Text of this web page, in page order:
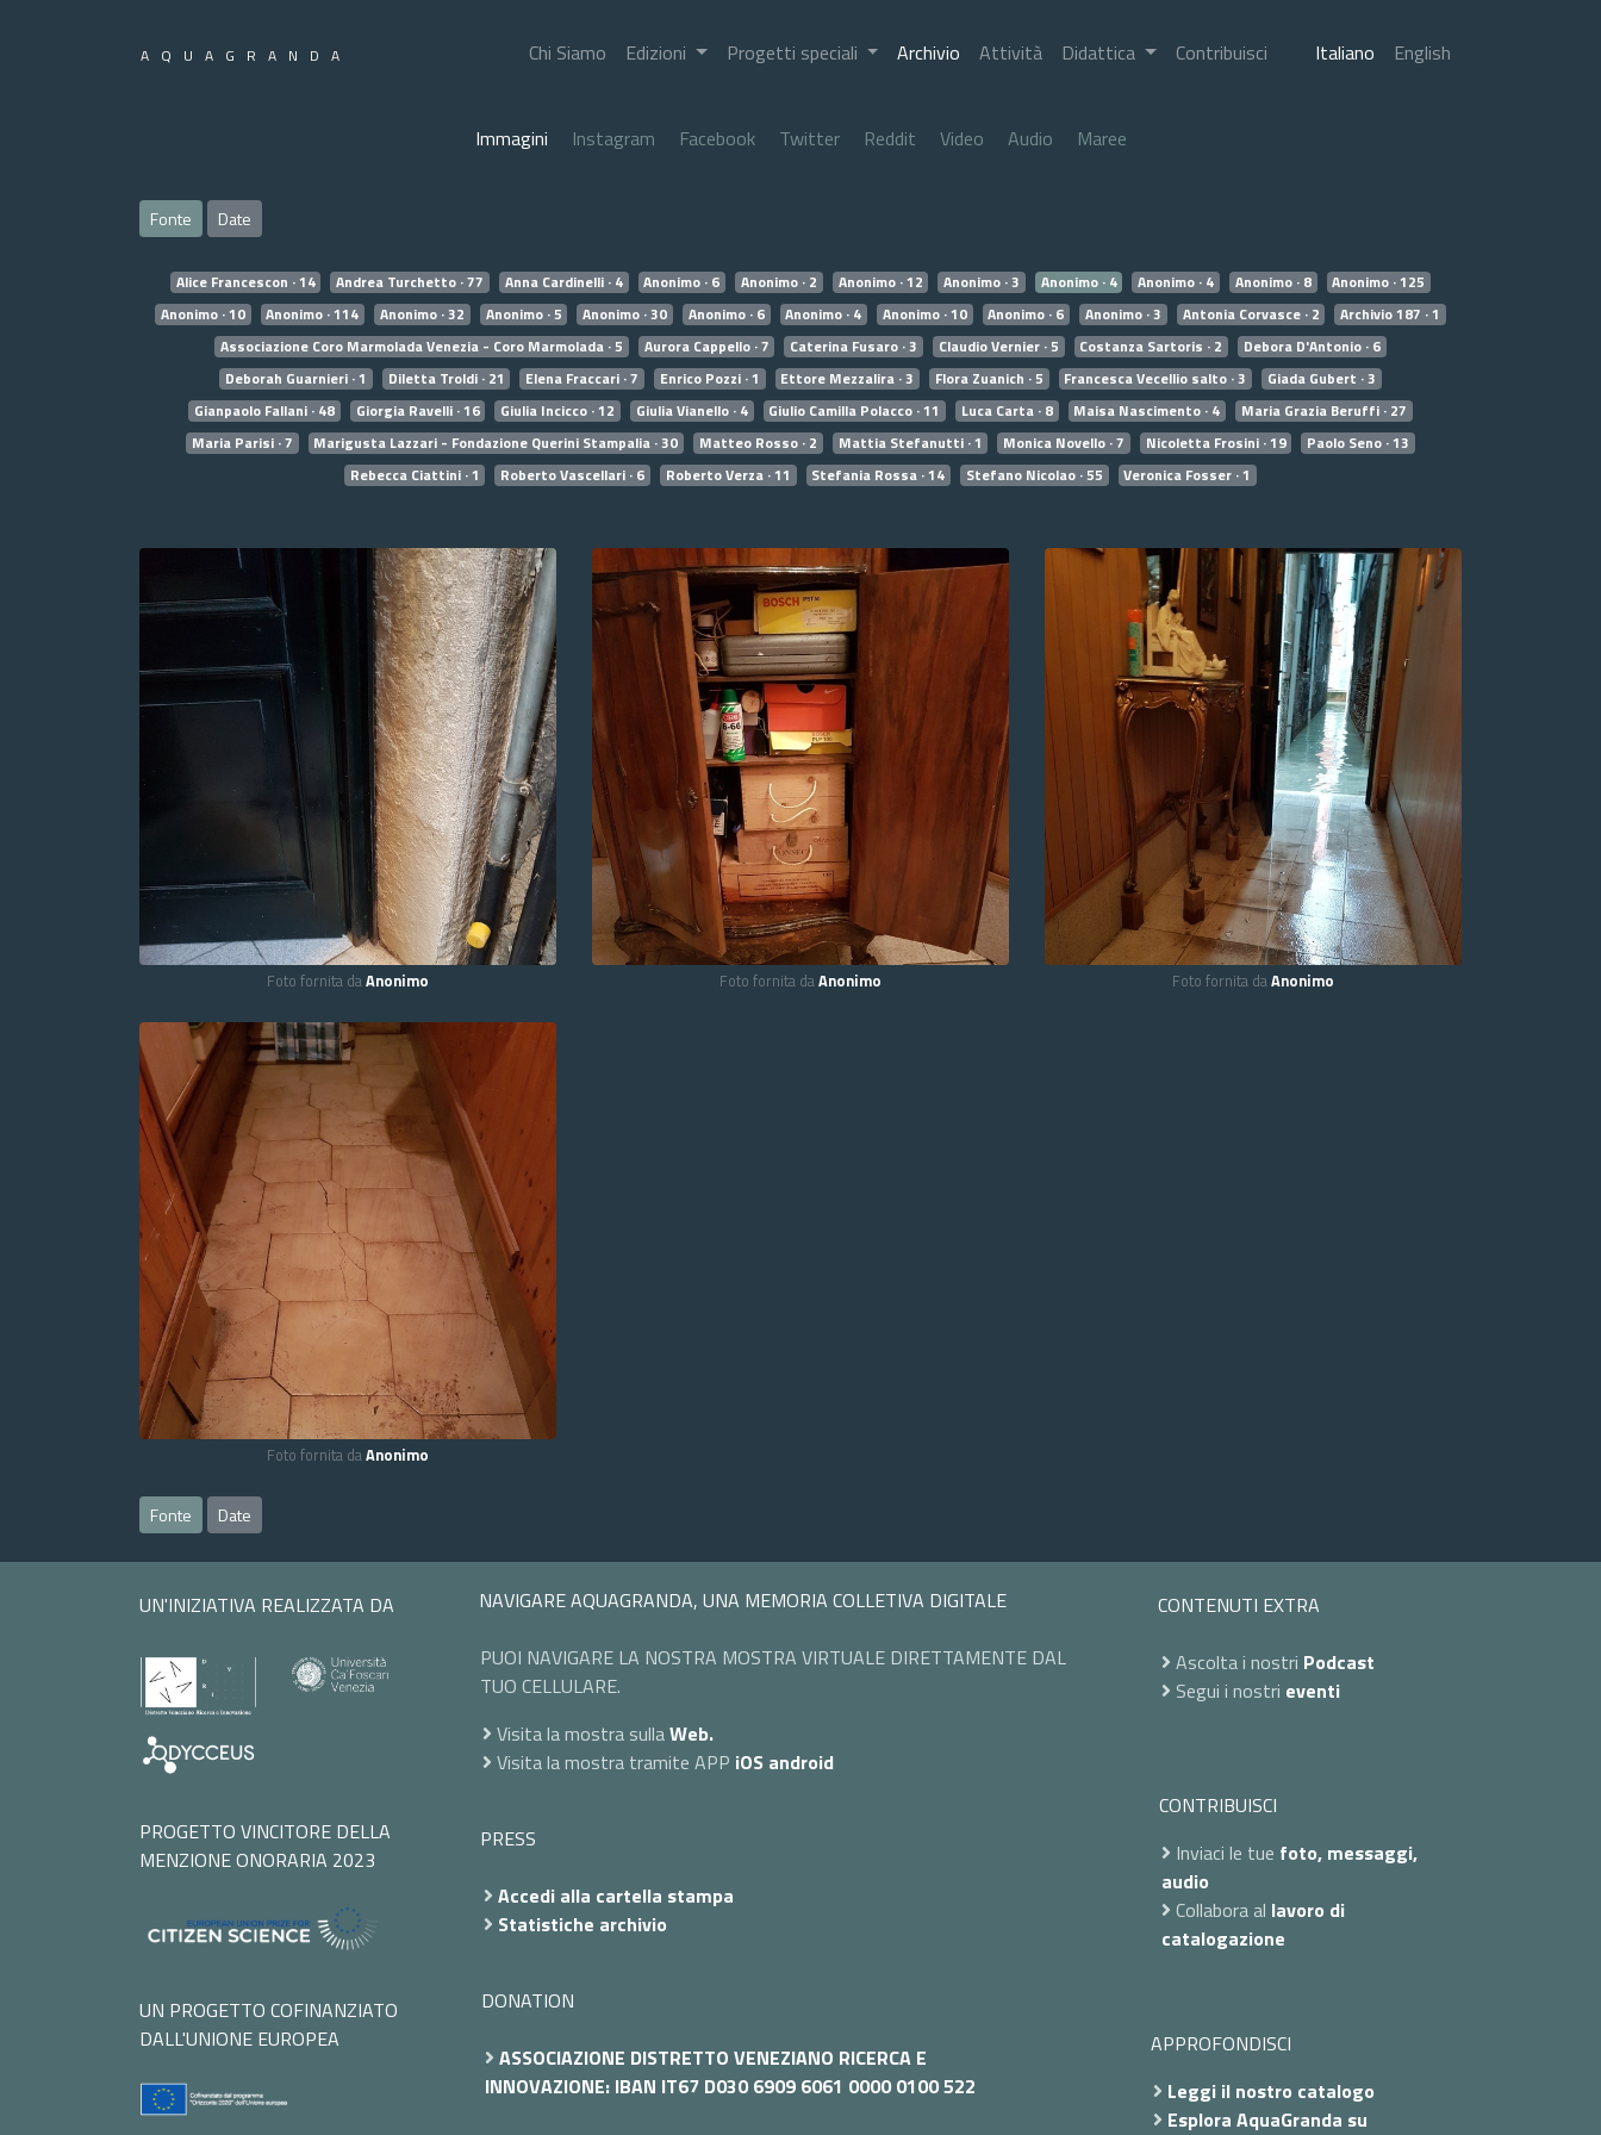
AQUAGRANDA Chi Siamo Edizioni Progetti speciali Archivio Attività Didattica Contribuisci Italiano English
Immagini Instagram Facebook Twitter Reddit Video Audio Maree
Fonte Date
Alice Francescon · 14 Andrea Turchetto · 77 Anna Cardinelli · 4 Anonimo · 6 Anonimo · 2 Anonimo · 12 Anonimo · 3 Anonimo · 4 Anonimo · 4 Anonimo · 8
Anonimo · 125
Anonimo · 10
Anonimo · 114 Anonimo · 32 Anonimo · 5 Anonimo · 30 Anonimo · 6 Anonimo · 4 Anonimo · 10 Anonimo · 6 Anonimo · 3 Antonia Corvasce · 2
Archivio 187 · 1
Associazione Coro Marmolada Venezia - Coro Marmolada · 5
Aurora Cappello · 7 Caterina Fusaro · 3 Claudio Vernier · 5 Costanza Sartoris · 2
Debora D'Antonio · 6
Deborah Guarnieri · 1
Diletta Troldi · 21 Elena Fraccari · 7 Enrico Pozzi · 1 Ettore Mezzalira · 3 Flora Zuanich · 5 Francesca Vecellio salto · 3
Giada Gubert · 3
Gianpaolo Fallani · 48
Giorgia Ravelli · 16 Giulia Incicco · 12 Giulia Vianello · 4 Giulio Camilla Polacco · 11 Luca Carta · 8 Maisa Nascimento · 4
Maria Grazia Beruffi · 27
Maria Parisi · 7
Marigusta Lazzari - Fondazione Querini Stampalia · 30 Matteo Rosso · 2 Mattia Stefanutti · 1 Monica Novello · 7 Nicoletta Frosini · 19
Paolo Seno · 13
Rebecca Ciattini · 1
Roberto Vascellari · 6 Roberto Verza · 11 Stefania Rossa · 14 Stefano Nicolao · 55 Veronica Fosser · 1
Foto fornita daAnonimo Foto fornita daAnonimo Foto fornita daAnonimo
Foto fornita daAnonimo
Fonte Date
UN'INIZIATIVA REALIZZATA DA
PROGETTO VINCITORE DELLA
MENZIONE ONORARIA 2023
UN PROGETTO COFINANZIATO
DALL'UNIONE EUROPEA
NAVIGARE AQUAGRANDA, UNA MEMORIA COLLETIVA DIGITALE
PUOI NAVIGARE LA NOSTRA MOSTRA VIRTUALE DIRETTAMENTE DAL
TUO CELLULARE.
Visita la mostra sullaWeb.
Visita la mostra tramite APP iOS android
PRESS
Accedi alla cartella stampa
Statistiche archivio
DONATION
ASSOCIAZIONE DISTRETTO VENEZIANO RICERCA E
INNOVAZIONE: IBAN IT67 D030 6909 6061 0000 0100 522
CONTENUTI EXTRA
Ascolta i nostri Podcast
Segui i nostri eventi
CONTRIBUISCI
Inviaci le tue foto, messaggi,
audio
Collabora al lavoro di
catalogazione
APPROFONDISCI
Leggi il nostro catalogo
Esplora AquaGranda su